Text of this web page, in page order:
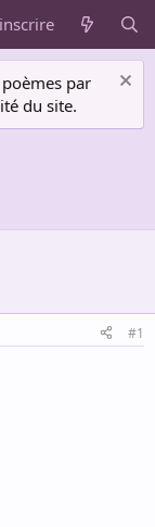
par
du site.
#1